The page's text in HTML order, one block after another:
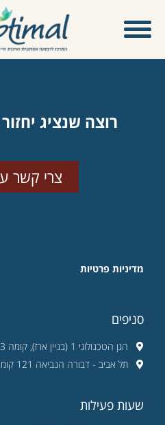
רוצה שנציג
צרי קשר
מדיניות פרטיות
סניפים
הגן הטכנולוגי 1 (בניין ארז), קומה 3, ירושלים
תל אביב - דבורה הנביאה 121 קומה 1
שעות פעילות